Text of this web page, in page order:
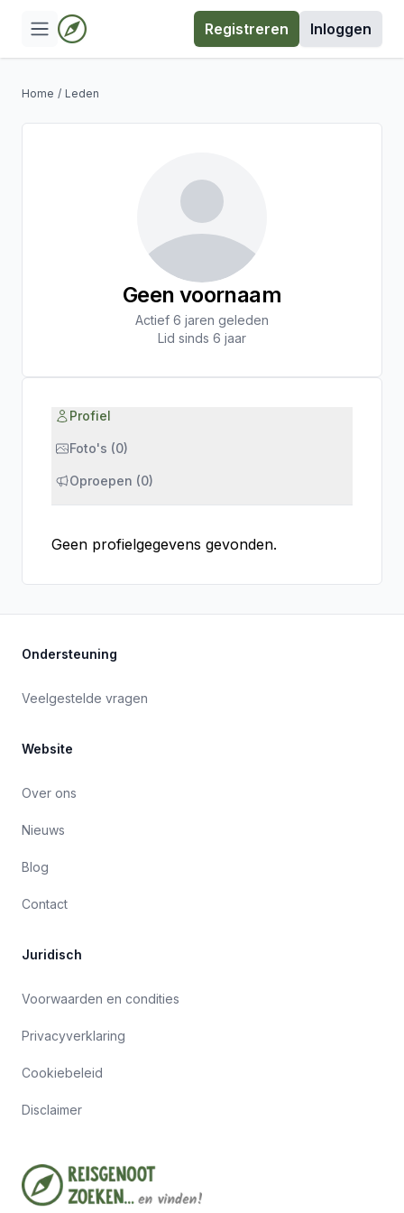
Registreren Inloggen
Home / Leden
Geen voornaam
Actief 6 jaren geleden
Lid sinds 6 jaar
Profiel
Foto's (0)
Oproepen (0)
Geen profielgegevens gevonden.
Ondersteuning
Veelgestelde vragen
Website
Over ons
Nieuws
Blog
Contact
Juridisch
Voorwaarden en condities
Privacyverklaring
Cookiebeleid
Disclaimer